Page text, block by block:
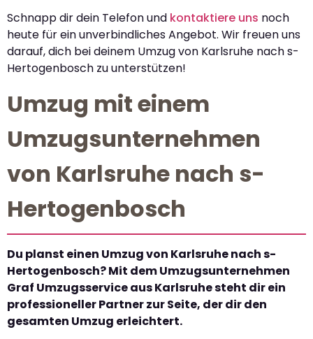
Schnapp dir dein Telefon und kontaktiere uns noch
heute für ein unverbindliches Angebot. Wir freuen uns
darauf, dich bei deinem Umzug von Karlsruhe nach s-
Hertogenbosch zu unterstützen!
Umzug mit einem
Umzugsunternehmen
von Karlsruhe nach s-
Hertogenbosch
Du planst einen Umzug von Karlsruhe nach s-
Hertogenbosch? Mit dem Umzugsunternehmen
Graf Umzugsservice aus Karlsruhe steht dir ein
professioneller Partner zur Seite, der dir den
gesamten Umzug erleichtert.